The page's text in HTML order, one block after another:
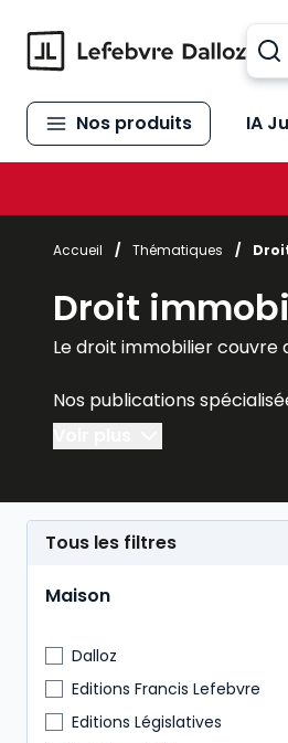
Nos produits IA
Accueil / Thématiques /
Droit
Le droit immobilier couvre
Nos publications
Gestion immobili
Code des baux
Tous les filtres
Maison
Dalloz
Editions Francis Lefebvre
Editions Législatives